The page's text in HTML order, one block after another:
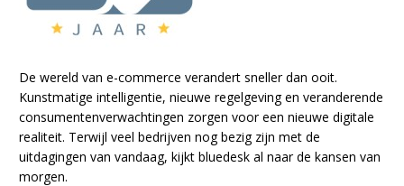
De wereld van e-commerce verandert sneller dan ooit.
Kunstmatige intelligentie, nieuwe regelgeving en veranderende
consumentenverwachtingen zorgen voor een nieuwe digitale
realiteit. Terwijl veel bedrijven nog bezig zijn met de
uitdagingen van vandaag, kijkt bluedesk al naar de kansen van
morgen.